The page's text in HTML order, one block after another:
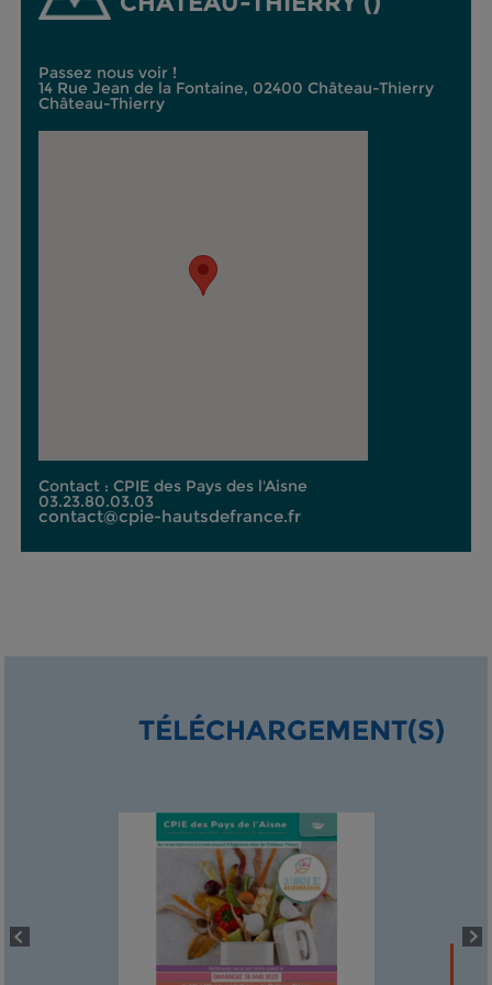
Passez nous voir !
14 Rue Jean de la Fontaine, 02400 Château-Thierry
Château-Thierry
Contact : CPIE des Pays des l'Aisne
03.23.80.03.03
contact@cpie-hautsdefrance.fr
TÉLÉCHARGEMENT(S)